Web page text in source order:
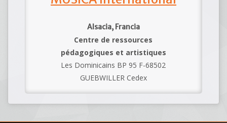
Alsacia, Francia
Centre de ressources
pédagogiques et artistiques
Les Dominicains BP 95 F-68502
GUEBWILLER Cedex